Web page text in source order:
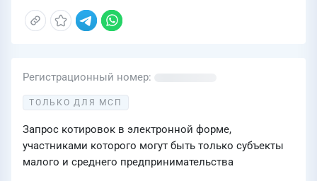
Регистрационный номер
ТОЛЬКО ДЛЯ МСП
Запрос котировок в электронной форме,
участниками которого могут быть только субъекты
малого и среднего предпринимательства